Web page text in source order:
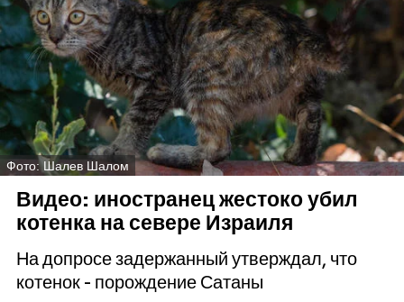
Фото: Шалев Шалом
Видео: иностранец жестоко убил
котенка на севере Израиля
На допросе задержанный утверждал, что
котенок - порождение Сатаны